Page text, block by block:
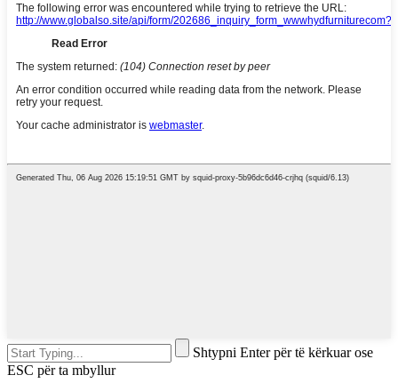
Shtypni Enter për të kërkuar ose
ESC për ta mbyllur